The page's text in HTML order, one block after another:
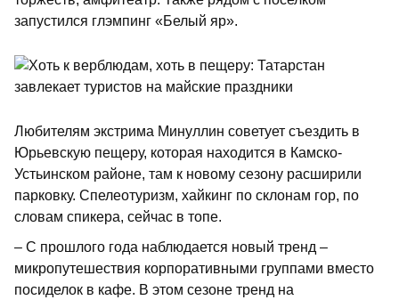
запустился глэмпинг «Белый яр».
Любителям экстрима Минуллин советует съездить в
Юрьевскую пещеру, которая находится в Камско-
Устьинском районе, там к новому сезону расширили
парковку. Спелеотуризм, хайкинг по склонам гор, по
словам спикера, сейчас в топе.
– С прошлого года наблюдается новый тренд –
микропутешествия корпоративными группами вместо
посиделок в кафе. В этом сезоне тренд на